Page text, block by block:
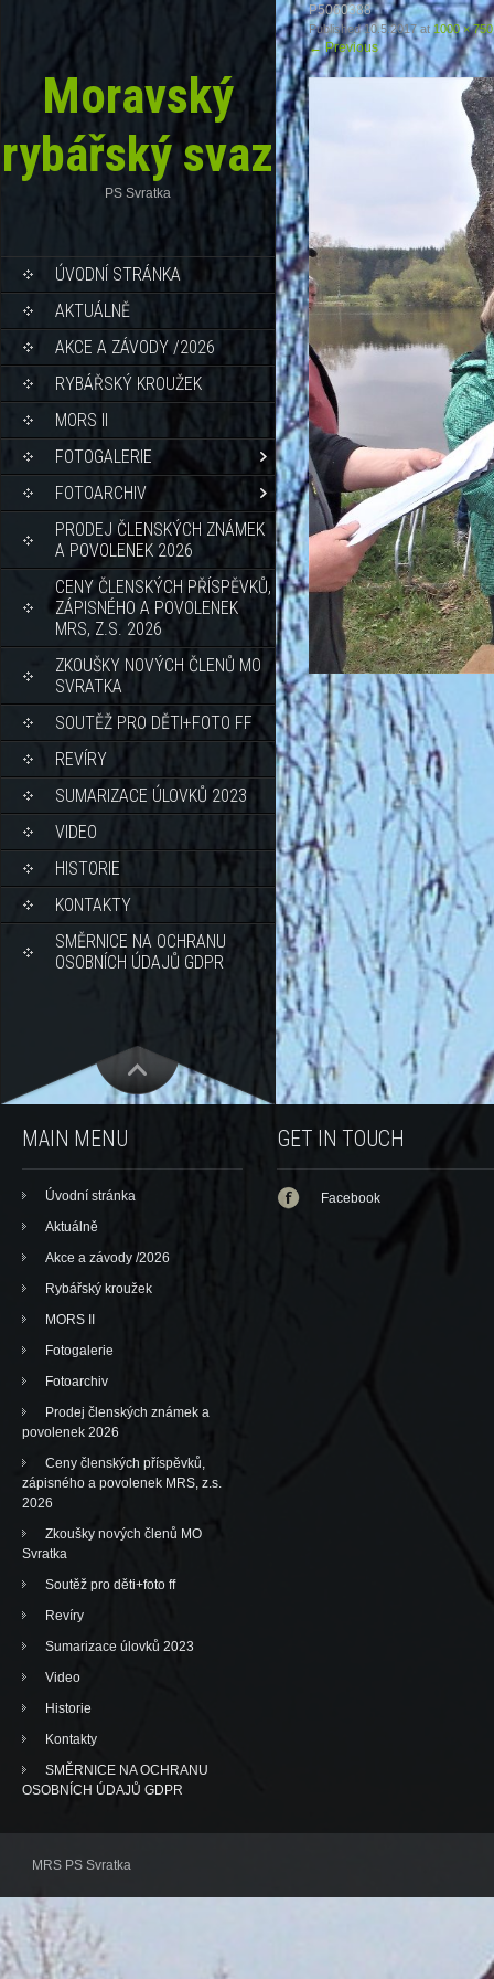
Moravský
rybářský svaz
PS Svratka
ÚVODNÍ STRÁNKA
AKTUÁLNĚ
AKCE A ZÁVODY /2026
RYBÁŘSKÝ KROUŽEK
MORS II
FOTOGALERIE
FOTOARCHIV
PRODEJ ČLENSKÝCH ZNÁMEK
A POVOLENEK 2026
CENY ČLENSKÝCH PŘÍSPĚVKŮ,
ZÁPISNÉHO A POVOLENEK
MRS, Z.S. 2026
ZKOUŠKY NOVÝCH ČLENŮ MO
SVRATKA
SOUTĚŽ PRO DĚTI+FOTO FF
REVÍRY
SUMARIZACE ÚLOVKŮ 2023
VIDEO
HISTORIE
KONTAKTY
SMĚRNICE NA OCHRANU
OSOBNÍCH ÚDAJŮ GDPR
P5060388
Published10.5.2017at1000 × 750
←Previous
MAIN MENU
Úvodní stránka
Aktuálně
Akce a závody /2026
Rybářský kroužek
MORS II
Fotogalerie
Fotoarchiv
Prodej členských známek a
povolenek 2026
Ceny členských příspěvků,
zápisného a povolenek MRS, z.s.
2026
Zkoušky nových členů MO
Svratka
Soutěž pro děti+foto ff
Revíry
Sumarizace úlovků 2023
Video
Historie
Kontakty
SMĚRNICE NA OCHRANU
OSOBNÍCH ÚDAJŮ GDPR
GET IN TOUCH
Facebook
MRS PS Svratka